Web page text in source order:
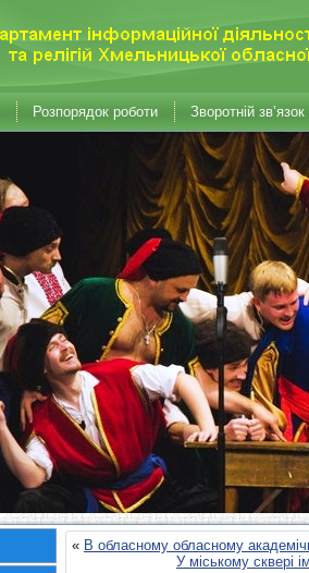
Розпорядок роботи Зворотній зв’язок
« В обласному обласному
У міському сквері